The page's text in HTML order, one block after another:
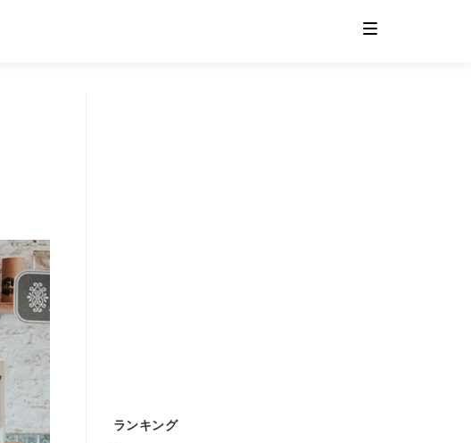
ランキング